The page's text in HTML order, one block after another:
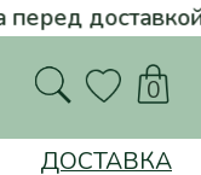
* Розы от 100 руб.